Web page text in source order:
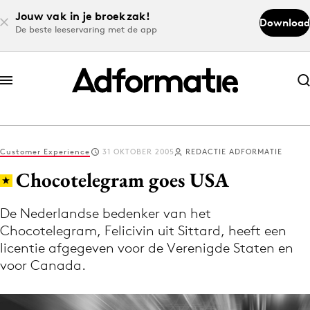
Jouw vak in je broekzak!
De beste leeservaring met de app
Download
Abonneer nu
Abonneer nu
Log in
Download de app
Volg het laatste nieuws via de Adformatie
Nieuws app
Customer Experience 31 OKTOBER 2005 REDACTIE ADFORMATIE
Chocotelegram goes USA
De Nederlandse bedenker van het
Chocotelegram, Felicivin uit Sittard, heeft een
licentie afgegeven voor de Verenigde Staten en
voor Canada.